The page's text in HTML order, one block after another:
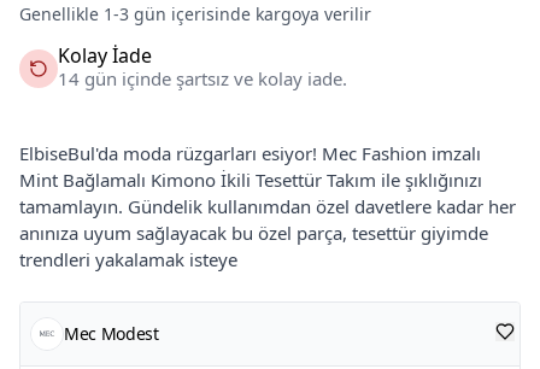
Genellikle 1-3 gün içerisinde kargoya verilir
Kolay İade
14 gün içinde şartsız ve kolay iade.
ElbiseBul'da moda rüzgarları esiyor! Mec Fashion imzalı
Mint Bağlamalı Kimono İkili Tesettür Takım ile şıklığınızı
tamamlayın. Gündelik kullanımdan özel davetlere kadar her
anınıza uyum sağlayacak bu özel parça, tesettür giyimde
trendleri yakalamak isteye
Mec Modest